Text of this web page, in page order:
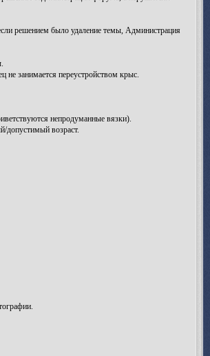
решением было удаление темы, Администрация
занимается переустройством крыс.
непродуманные вязки).
допустимый возраст.